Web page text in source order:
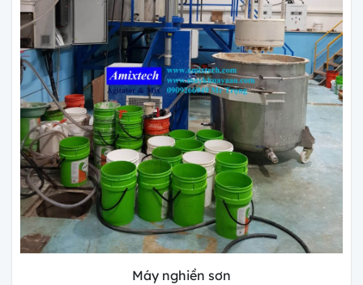
Máy nghiền sơn